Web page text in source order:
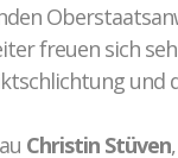
freuen sich
und
Christin Stüven